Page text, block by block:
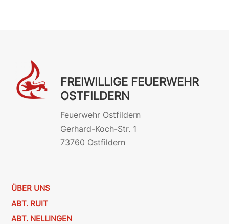
FREIWILLIGE FEUERWEHR
OSTFILDERN
Feuerwehr Ostfildern
Gerhard-Koch-Str. 1
73760 Ostfildern
ÜBER UNS
ABT. RUIT
ABT. NELLINGEN